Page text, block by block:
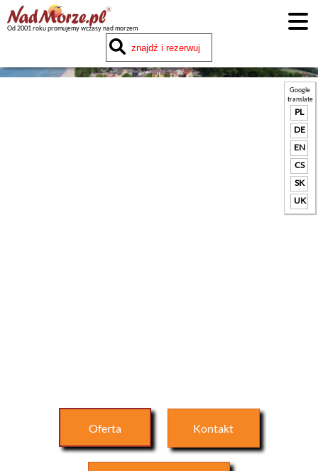
Od 2001 roku promujemy wczasy nad morzem
Google
translate
PL
DE
EN
CS
SK
UK
Oferta Kontakt